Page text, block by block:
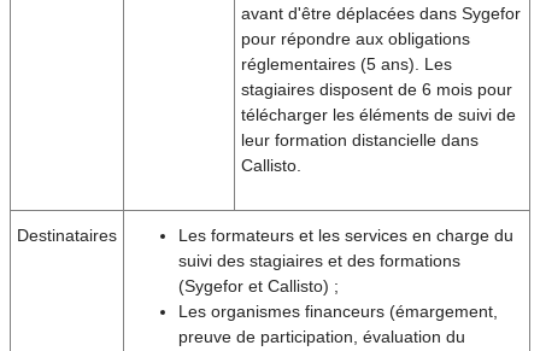
avant d'être déplacées dans Sygefor
pour répondre aux obligations
réglementaires (5 ans). Les
stagiaires disposent de 6 mois pour
télécharger les éléments de suivi de
leur formation distancielle dans
Callisto.
Destinataires
Les formateurs et les services en charge du
suivi des stagiaires et des formations
(Sygefor et Callisto) ;
Les organismes financeurs (émargement,
preuve de participation, évaluation du